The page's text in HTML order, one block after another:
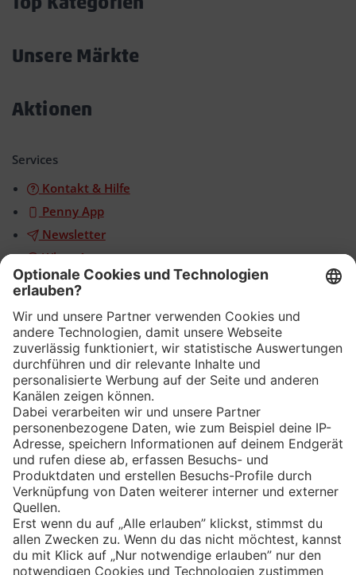
Unsere Märkte
Aktionen
Services
Kontakt & Hilfe
Penny App
Newsletter
WhatsApp
App
Eishockey